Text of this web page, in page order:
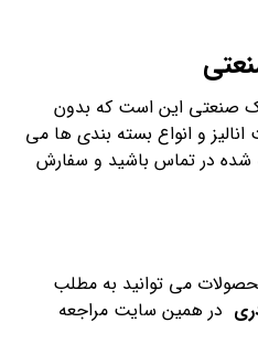
صنعتی این است که بدون
و انواع بسته بندی ها می
شده در تماس باشید و سفارش
می توانید به مطلب
در همین سایت مراجعه